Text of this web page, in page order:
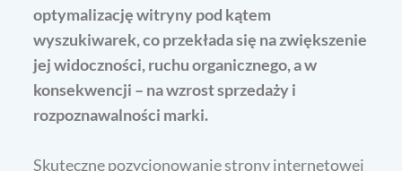
optymalizację witryny pod kątem
wyszukiwarek, co przekłada się na zwiększenie
jej widoczności, ruchu organicznego, a w
konsekwencji – na wzrost sprzedaży i
rozpoznawalności marki.
Skuteczne pozycjonowanie strony internetowej